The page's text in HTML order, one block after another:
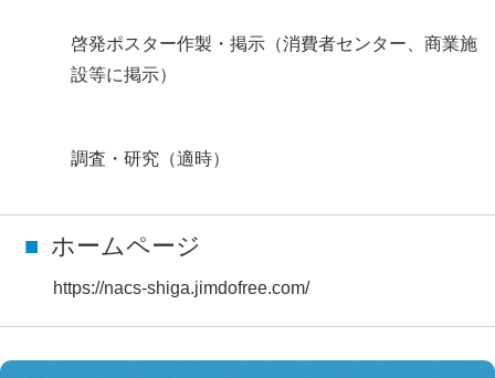
啓発ポスター作製・掲示（消費者センター、商業施
設等に掲示）
調査・研究（適時）
ホームページ
https://nacs-shiga.jimdofree.com/